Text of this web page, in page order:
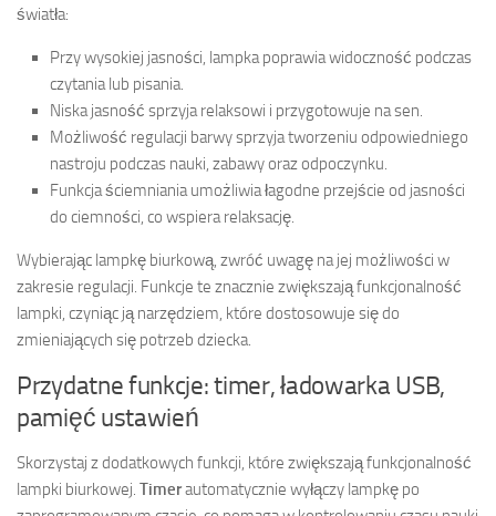
światła:
Przy wysokiej jasności, lampka poprawia widoczność podczas
czytania lub pisania.
Niska jasność sprzyja relaksowi i przygotowuje na sen.
Możliwość regulacji barwy sprzyja tworzeniu odpowiedniego
nastroju podczas nauki, zabawy oraz odpoczynku.
Funkcja ściemniania umożliwia łagodne przejście od jasności
do ciemności, co wspiera relaksację.
Wybierając lampkę biurkową, zwróć uwagę na jej możliwości w
zakresie regulacji. Funkcje te znacznie zwiększają funkcjonalność
lampki, czyniąc ją narzędziem, które dostosowuje się do
zmieniających się potrzeb dziecka.
Przydatne funkcje: timer, ładowarka USB,
pamięć ustawień
Skorzystaj z dodatkowych funkcji, które zwiększają funkcjonalność
lampki biurkowej. Timerautomatycznie wyłączy lampkę po